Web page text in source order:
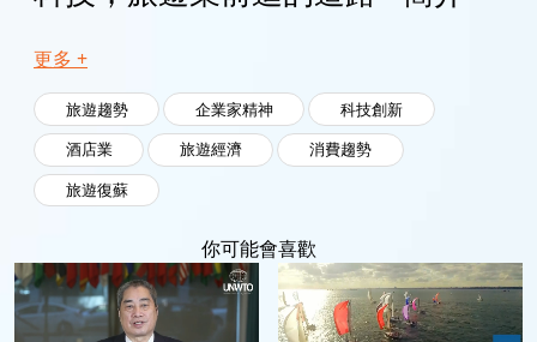
更多 +
旅遊趨勢 企業家精神
科技創新
酒店業
旅遊經濟
消費趨勢
旅遊復蘇
你可能會喜歡